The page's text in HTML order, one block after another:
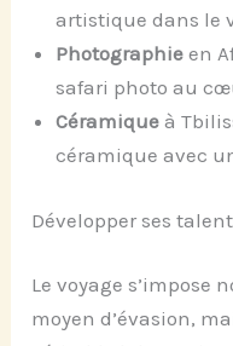
artistique dans le
Photographie en
safari photo au
Céramique à
céramique avec
Développer ses
Le voyage s’impose
moyen d’évasion,